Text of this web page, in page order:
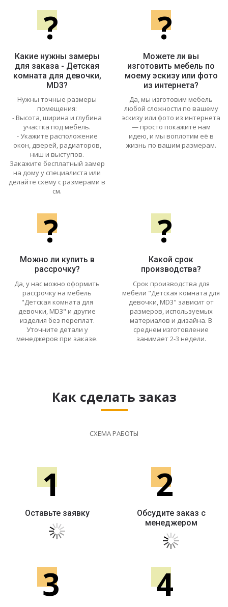
?
Какие нужны замеры
для заказа - Детская
комната для девочки,
MD3?
Нужны точные размеры
помещения:
- Высота, ширина и глубина
участка под мебель.
- Укажите расположение
окон, дверей, радиаторов,
ниш и выступов.
Закажите бесплатный замер
на дому у специалиста или
делайте схему с размерами в
см.
?
Можете ли вы
изготовить мебель по
моему эскизу или фото
из интернета?
Да, мы изготовим мебель
любой сложности по вашему
эскизу или фото из интернета
— просто покажите нам
идею, и мы воплотим её в
жизнь по вашим размерам.
?
Можно ли купить в
рассрочку?
Да, у нас можно оформить
рассрочку на мебель
"Детская комната для
девочки, MD3" и другие
изделия без переплат.
Уточните детали у
менеджеров при заказе.
?
Какой срок
производства?
Срок производства для
мебели "Детская комната для
девочки, MD3" зависит от
размеров, используемых
материалов и дизайна. В
среднем изготовление
занимает 2-3 недели.
Как сделать заказ
СХЕМА РАБОТЫ
1
Оставьте заявку
2
Обсудите заказ с
менеджером
3 4